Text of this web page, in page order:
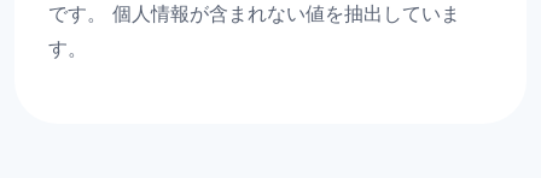
です。 個人情報が含まれない値を抽出していま
す。